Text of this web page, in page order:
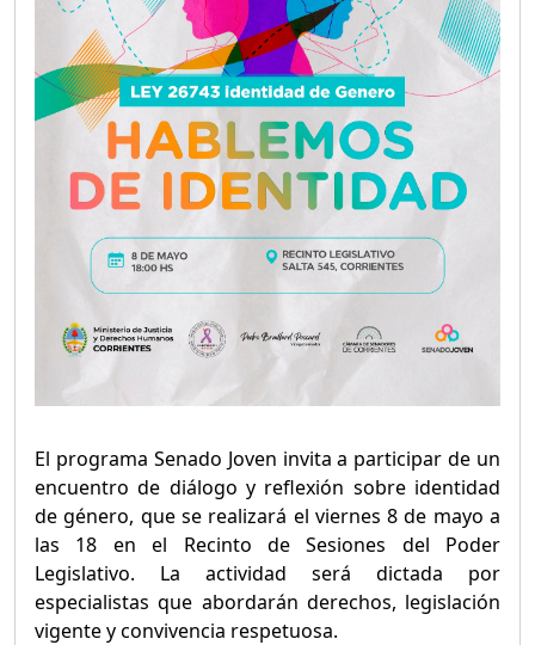
El programa Senado Joven invita a participar de un
encuentro de diálogo y reflexión sobre identidad
de género, que se realizará el viernes 8 de mayo a
las 18 en el Recinto de Sesiones del Poder
Legislativo. La actividad será dictada por
especialistas que abordarán derechos, legislación
vigente y convivencia respetuosa.